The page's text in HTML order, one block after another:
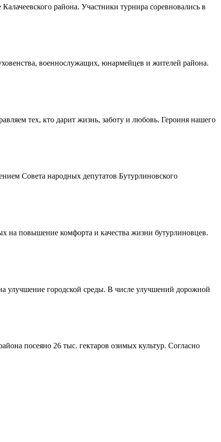
района. Участники турнира соревновались в
военнослужащих, юнармейцев и жителей района.
тех, кто дарит жизнь, заботу и любовь. Героиня нашего
Совета народных депутатов Бутурлиновского
на повышение комфорта и качества жизни бутурлиновцев.
улучшение городской среды. В числе улучшений дорожной
посеяно 26 тыс. гектаров озимых культур. Согласно